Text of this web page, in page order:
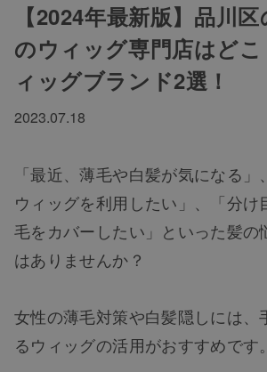
【2024年最新版】品川
のウィッグ専門店はど
ィッグブランド2選！
2023.07.18
「最近、薄毛や白髪が気になる
ウィッグを利用したい」、「分け
毛をカバーしたい」といった髪の
はありませんか？
女性の薄毛対策や白髪隠しには、
るウィッグの活用がおすすめです。